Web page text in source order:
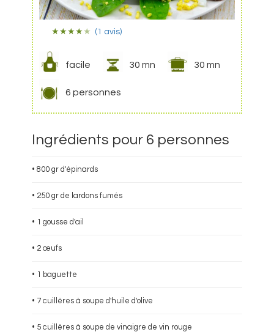
★★★★★ (1 avis)
facile 30 mn 30 mn
6 personnes
Ingrédients pour 6 personnes
• 800 gr d'épinards
• 250 gr de lardons fumés
• 1 gousse d'ail
• 2 œufs
• 1 baguette
• 7 cuillères à soupe d'huile d'olive
• 5 cuillères à soupe de vinaigre de vin rouge